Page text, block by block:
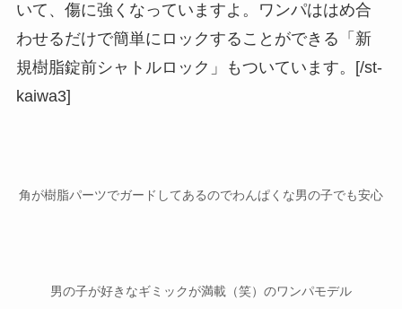
いて、傷に強くなっていますよ。ワンパははめ合
わせるだけで簡単にロックすることができる「新
規樹脂錠前シャトルロック」もついています。[/st-
kaiwa3]
角が樹脂パーツでガードしてあるのでわんぱくな男の子でも安心
男の子が好きなギミックが満載（笑）のワンパモデル